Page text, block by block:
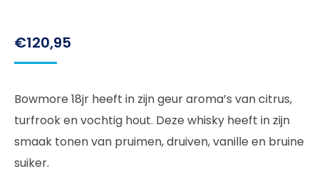
€120,95
Bowmore 18jr heeft in zijn geur aroma’s van citrus,
turfrook en vochtig hout. Deze whisky heeft in zijn
smaak tonen van pruimen, druiven, vanille en bruine
suiker.